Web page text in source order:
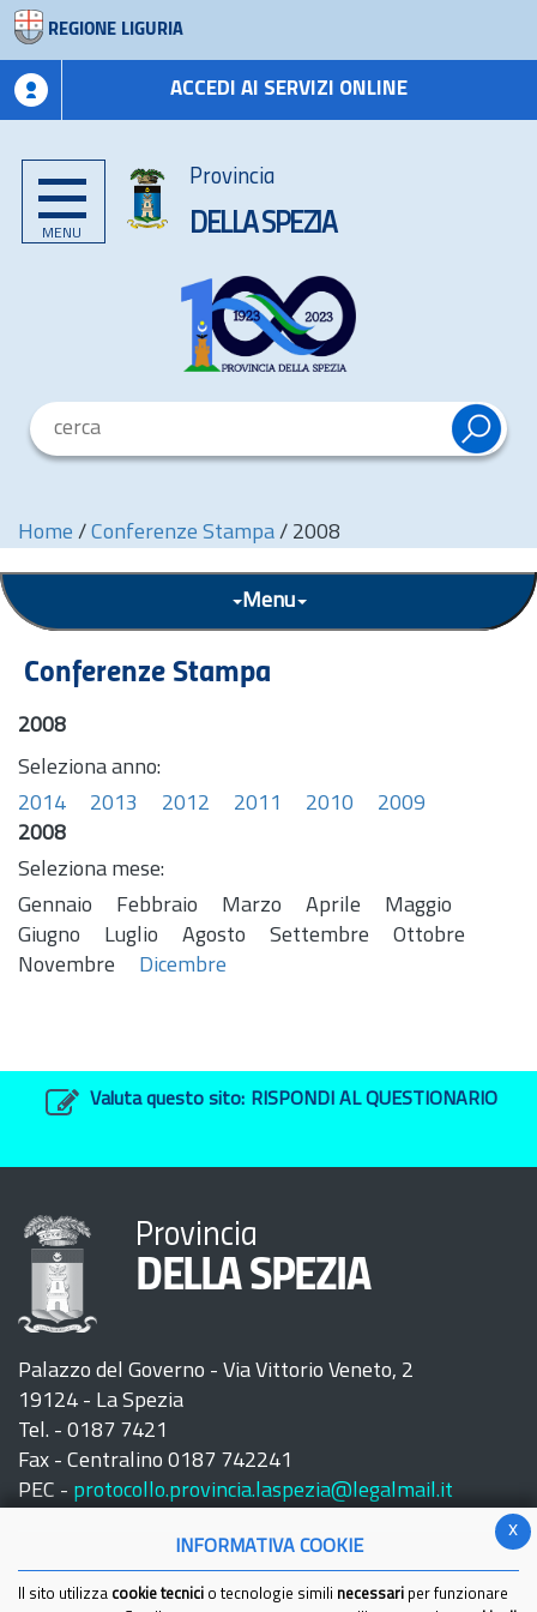
REGIONE LIGURIA
ACCEDI AI SERVIZI ONLINE
MENU
Provincia
DELLA SPEZIA
Home / Conferenze Stampa / 2008
Menu
Conferenze Stampa
2008
Seleziona anno:
2014
2013 2012 2011 2010
2009
2008
Seleziona mese:
Gennaio
Febbraio Marzo Aprile
Maggio
Giugno
Luglio Agosto Settembre
Ottobre
Novembre
Dicembre
Valuta questo sito: RISPONDI AL QUESTIONARIO
Provincia
DELLA SPEZIA
Palazzo del Governo - Via Vittorio Veneto, 2
19124 - La Spezia
Tel. - 0187 7421
Fax - Centralino 0187 742241
PEC - protocollo.provincia.laspezia@legalmail.it
x
INFORMATIVA COOKIE
Il sito utilizza cookie tecnici o tecnologie simili necessari per funzionare